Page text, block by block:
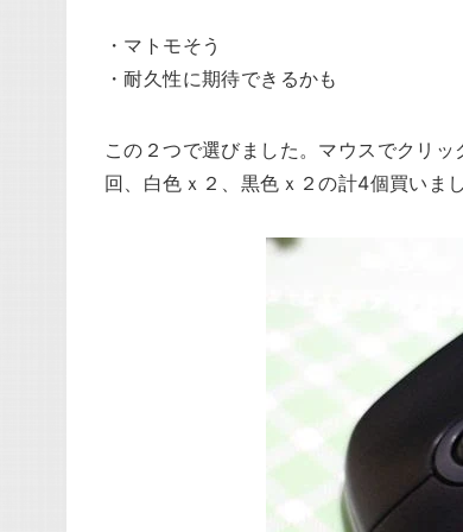
・マトモそう
・耐久性に期待できるかも
この２つで選びました。マウスでクリ
回、白色ｘ２、黒色ｘ２の計4個買いま